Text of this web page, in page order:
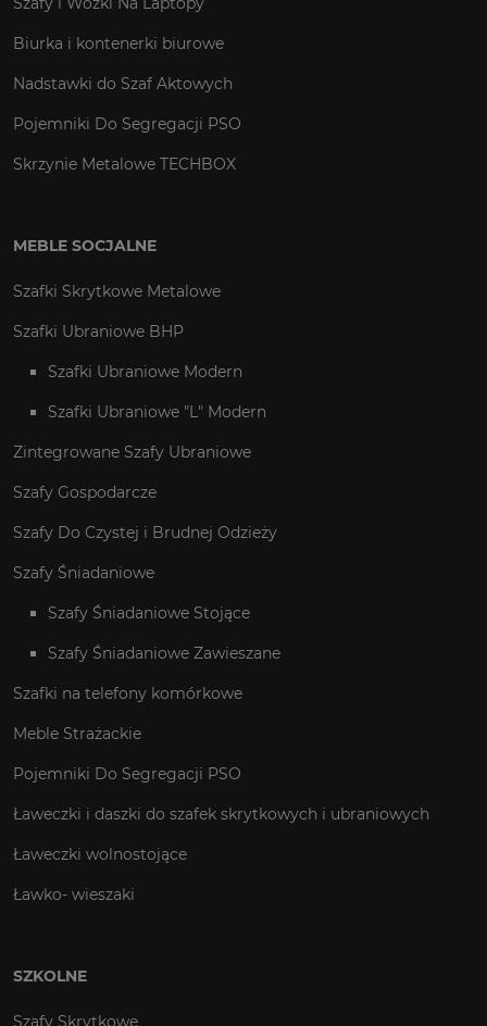
Biurka i kontenerki biurowe
Nadstawki do Szaf Aktowych
Pojemniki Do Segregacji PSO
Skrzynie Metalowe TECHBOX
MEBLE SOCJALNE
Szafki Skrytkowe Metalowe
Szafki Ubraniowe BHP
Szafki Ubraniowe Modern
Szafki Ubraniowe "L" Modern
Zintegrowane Szafy Ubraniowe
Szafy Gospodarcze
Szafy Do Czystej i Brudnej Odzieży
Szafy Śniadaniowe
Szafy Śniadaniowe Stojące
Szafy Śniadaniowe Zawieszane
Szafki na telefony komórkowe
Meble Strażackie
Pojemniki Do Segregacji PSO
Ławeczki i daszki do szafek skrytkowych i ubraniowych
Ławeczki wolnostojące
Ławko- wieszaki
SZKOLNE